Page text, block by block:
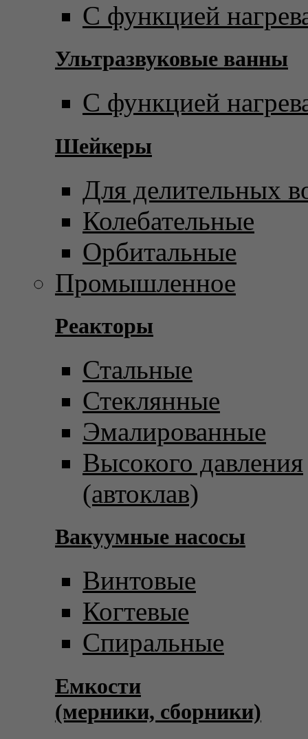
С функцией
Ультразвуковые ванны
С функцией
Шейкеры
Для делительных
Колебательные
Орбитальные
Промышленное
Реакторы
Стальные
Стеклянные
Эмалированные
Высокого давления
(автоклав)
Вакуумные насосы
Винтовые
Когтевые
Спиральные
Емкости
(мерники, сборники)